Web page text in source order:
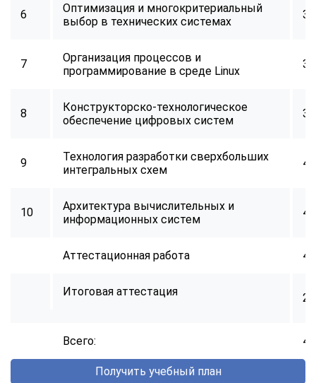
6
Оптимизация и многокритериальный
выбор в технических системах
34
7
Организация процессов и
программирование в среде Linux
32
8
Конструкторско-технологическое
обеспечение цифровых систем
34
9
Технология разработки сверхбольших
интегральных схем
40
10
Архитектура вычислительных и
информационных систем
40
Аттестационная работа 40
Итоговая аттестация 2
Всего:
Получить учебный план